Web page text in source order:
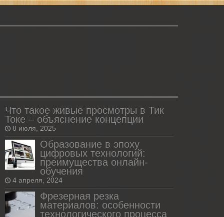
Что такое живые просмотры в Тик
Токе – объяснение концепции
8 июля, 2025
Образование в эпоху
цифровых технологий:
преимущества онлайн-
обучения
4 апреля, 2024
Фрезерная резка
материалов: особенности
технологического процесса